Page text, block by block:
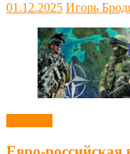
01.12.2025 Игорь